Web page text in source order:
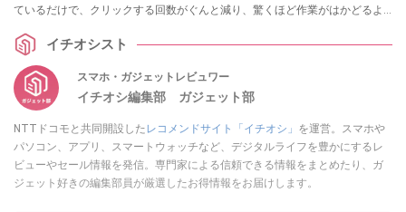
ているだけで、クリックする回数がぐんと減り、驚くほど作業がはかどるよ
本のキーをご紹介します。（Word for Windows 用の場合）
イチオシスト
スマホ・ガジェットレビュワー
イチオシ編集部 ガジェット部
NTTドコモと共同開設した レコメンドサイト「イチオシ」 を運営。スマホや
パソコン、アプリ、スマートウォッチなど、デジタルライフを豊かにするレ
ビューやセール情報を発信。専門家による信頼できる情報をまとめたり、ガ
ジェット好きの編集部員が厳選したお得情報をお届けします。